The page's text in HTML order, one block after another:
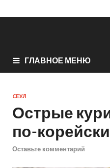
ГЛАВНОЕ МЕНЮ
СЕУЛ
Острые
по-
Оставьте комментарий